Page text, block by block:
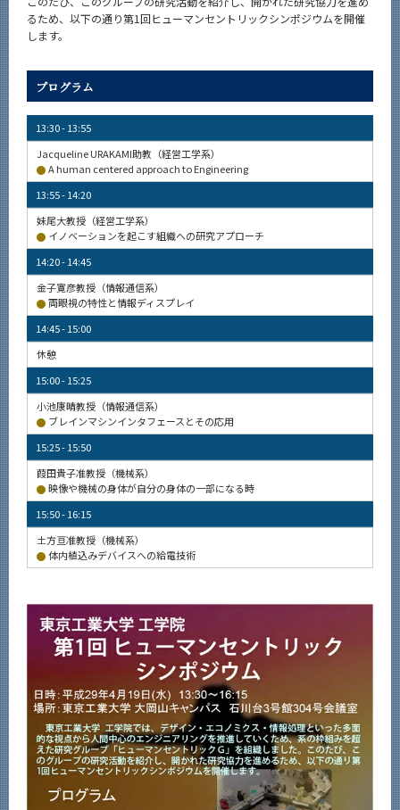
るため、以下の通り第1回ヒューマンセントリックシンポジウムを開催
します。
プログラム
13:30 - 13:55
Jacqueline URAKAMI助教（経営工学系）
A human centered approach to Engineering
13:55 - 14:20
妹尾大教授（経営工学系）
イノベーションを起こす組織への研究アプローチ
14:20 - 14:45
金子寛彦教授（情報通信系）
両眼視の特性と情報ディスプレイ
14:45 - 15:00
休憩
15:00 - 15:25
小池康晴教授（情報通信系）
ブレインマシンインタフェースとその応用
15:25 - 15:50
葭田貴子准教授（機械系）
映像や機械の身体が自分の身体の一部になる時
15:50 - 16:15
土方亘准教授（機械系）
体内植込みデバイスへの給電技術